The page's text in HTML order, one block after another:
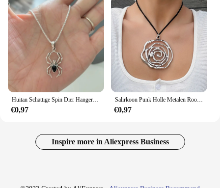
Huitan Schattige Spin Dier Hanger Ketting Voor Meisjes Zilver Kleur Ketting Ketting Y 2K Stijl Vrouwen Nek Accessoires Trendy Sieraden
€0,97
Salirkoon Punk Holle Metalen Roos Bloem Hanger Ketting Trend Koreaanse Fluwelen Verstelbare Touw Ketting Choker Dames Vintage Sieraden
€0,97
Inspire more in Aliexpress Business